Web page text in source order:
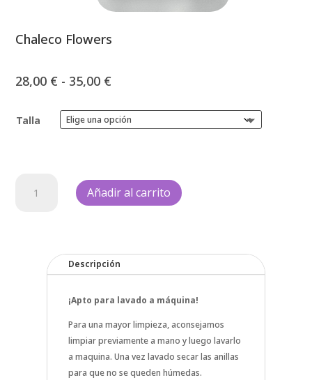
Chaleco Flowers
28,00 € - 35,00 €
precios:
desde
35,00 €
Talla
Flowers
Añadir al carrito
Descripción
¡Apto para lavado a máquina!
Para una mayor limpieza, aconsejamos
limpiar previamente a mano y luego lavarlo
a maquina. Una vez lavado secar las anillas
para que no se queden húmedas.